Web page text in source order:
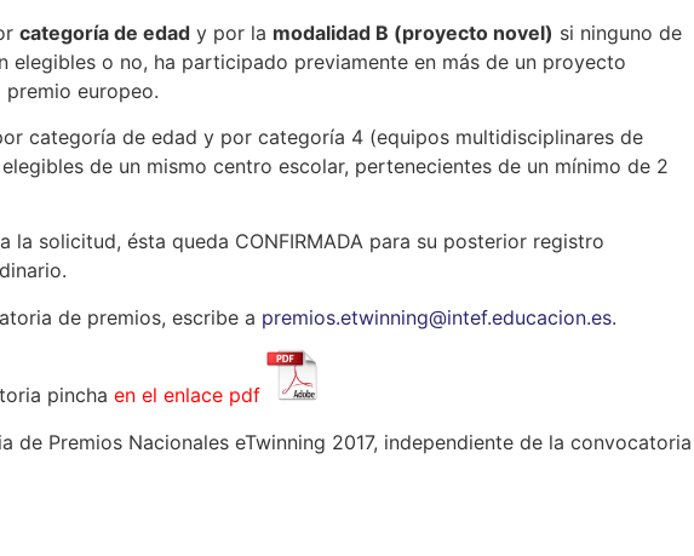
categoría de edad y por la modalidad B (proyecto novel) si ninguno de
elegibles o no, ha participado previamente en más de un proyecto
europeo.
categoría de edad y por categoría 4 (equipos multidisciplinares de
de un mismo centro escolar, pertenecientes de un mínimo de 2
la solicitud, ésta queda CONFIRMADA para su posterior registro
de premios, escribe a premios.etwinning@intef.educacion.es.
pincha en el enlace pdf
de Premios Nacionales eTwinning 2017, independiente de la convocatoria